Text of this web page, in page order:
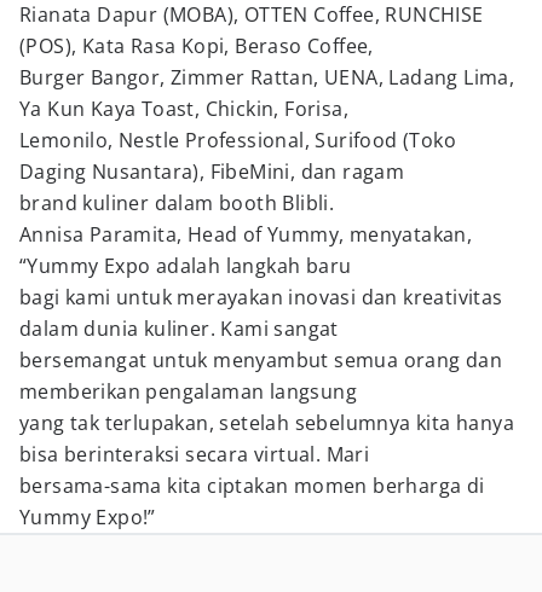
Rianata Dapur (MOBA), OTTEN Coffee, RUNCHISE
(POS), Kata Rasa Kopi, Beraso Coffee,
Burger Bangor, Zimmer Rattan, UENA, Ladang Lima,
Ya Kun Kaya Toast, Chickin, Forisa,
Lemonilo, Nestle Professional, Surifood (Toko
Daging Nusantara), FibeMini, dan ragam
brand kuliner dalam booth Blibli.
Annisa Paramita, Head of Yummy, menyatakan,
“Yummy Expo adalah langkah baru
bagi kami untuk merayakan inovasi dan kreativitas
dalam dunia kuliner. Kami sangat
bersemangat untuk menyambut semua orang dan
memberikan pengalaman langsung
yang tak terlupakan, setelah sebelumnya kita hanya
bisa berinteraksi secara virtual. Mari
bersama-sama kita ciptakan momen berharga di
Yummy Expo!”